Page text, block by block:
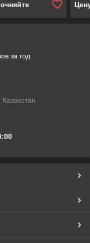
за год